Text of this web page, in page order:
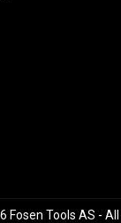
Fosen Tools AS -